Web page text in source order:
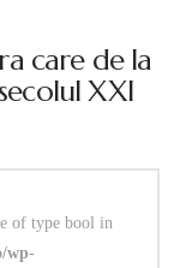
care de la
XXI
of type bool in
wp-